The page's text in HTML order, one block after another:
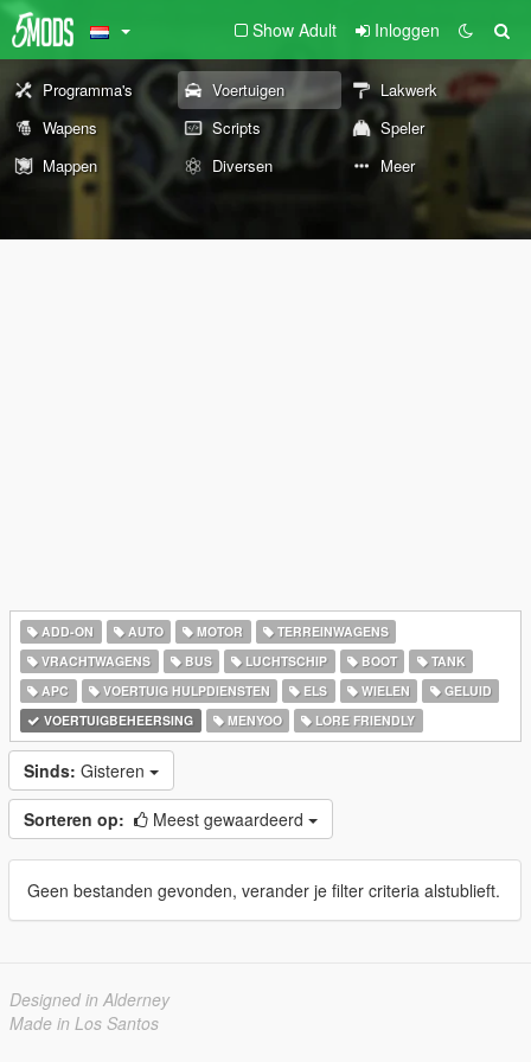
Show Adult Inloggen
Programma's Voertuigen
Lakwerk
Wapens
Scripts
Speler
Mappen
Diversen Meer
ADD-ON AUTO MOTOR
TERREINWAGENS
VRACHTWAGENS
BUS LUCHTSCHIP BOOT
TANK
APC
VOERTUIG HULPDIENSTEN ELS WIELEN
GELUID
VOERTUIGBEHEERSING
MENYOO LORE FRIENDLY
Sinds: Gisteren
Sorteren op: Meest gewaardeerd
Geen bestanden gevonden, verander je filter criteria alstublieft.
Designed in Alderney
Made in Los Santos